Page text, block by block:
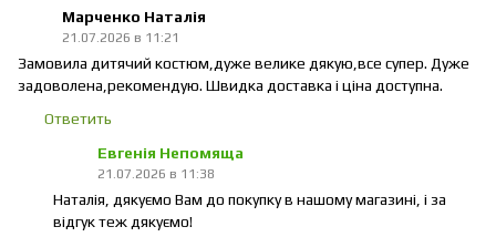
Марченко Наталія
21.07.2026 в 11:21
Замовила дитячий костюм,дуже велике дякую,все супер. Дуже
задоволена,рекомендую. Швидка доставка і ціна доступна.
Ответить
Евгенія Непомяща
21.07.2026 в 11:38
Наталія, дякуємо Вам до покупку в нашому магазині, і за
відгук теж дякуємо!